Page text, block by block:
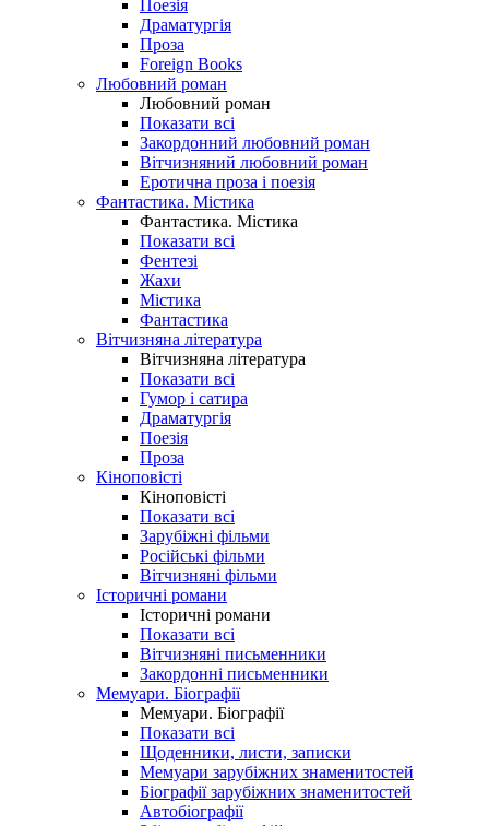
Поезія
Драматургія
Проза
Foreign Books
Любовний роман
Любовний роман
Показати всі
Закордонний любовний роман
Вітчизняний любовний роман
Еротична проза і поезія
Фантастика. Містика
Фантастика. Містика
Показати всі
Фентезі
Жахи
Містика
Фантастика
Вітчизняна література
Вітчизняна література
Показати всі
Гумор і сатира
Драматургія
Поезія
Проза
Кіноповісті
Кіноповісті
Показати всі
Зарубіжні фільми
Російські фільми
Вітчизняні фільми
Історичні романи
Історичні романи
Показати всі
Вітчизняні письменники
Закордонні письменники
Мемуари. Біографії
Мемуари. Біографії
Показати всі
Щоденники, листи, записки
Мемуари зарубіжних знаменитостей
Біографії зарубіжних знаменитостей
Автобіографії